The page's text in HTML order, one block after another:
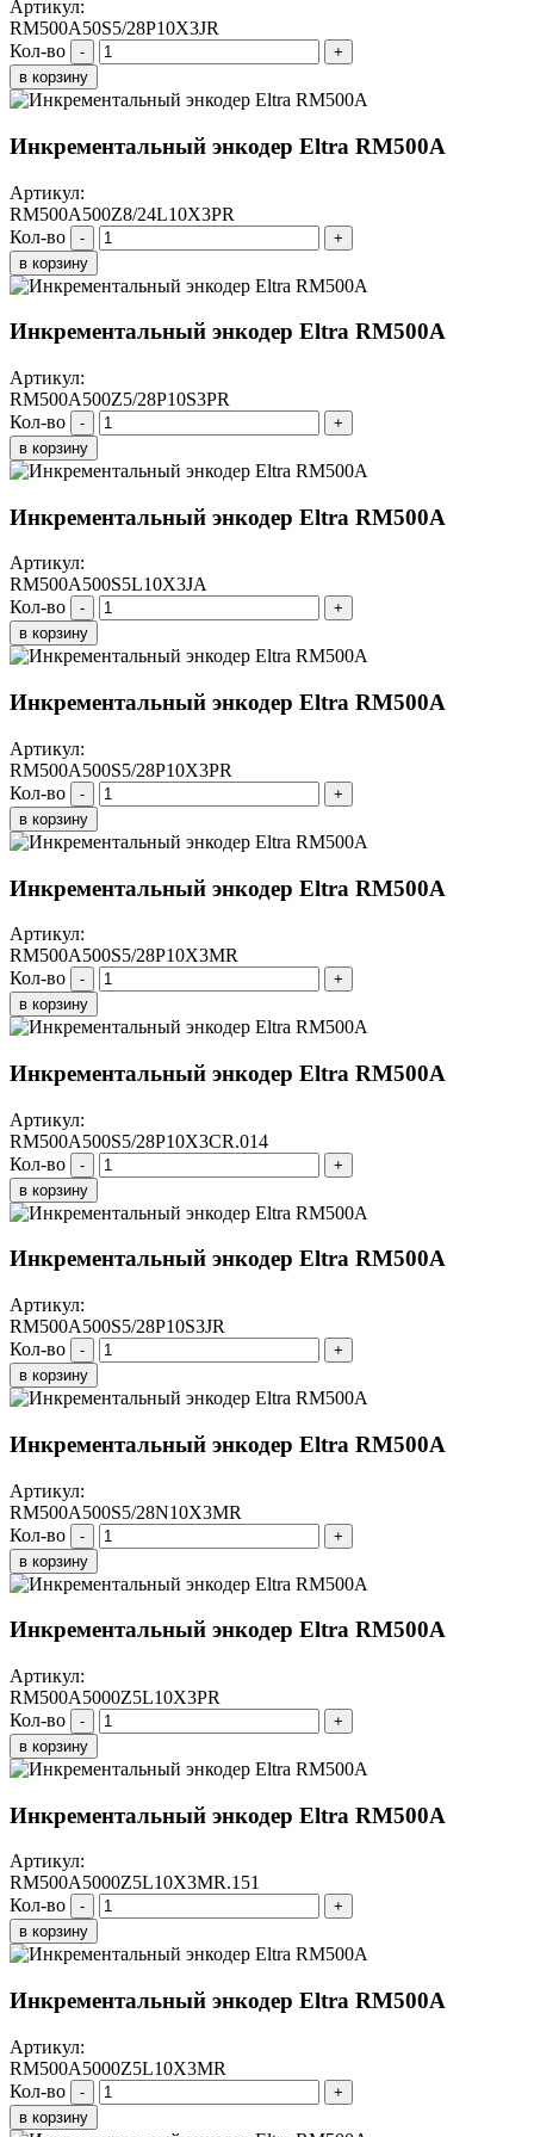
Артикул:
RM500A50S5/28P10X3JR
Кол-во
-
+
в корзину
Инкрементальный энкодер Eltra RM500A
Артикул:
RM500A500Z8/24L10X3PR
Кол-во
-
+
в корзину
Инкрементальный энкодер Eltra RM500A
Артикул:
RM500A500Z5/28P10S3PR
Кол-во
-
+
в корзину
Инкрементальный энкодер Eltra RM500A
Артикул:
RM500A500S5L10X3JA
Кол-во
-
+
в корзину
Инкрементальный энкодер Eltra RM500A
Артикул:
RM500A500S5/28P10X3PR
Кол-во
-
+
в корзину
Инкрементальный энкодер Eltra RM500A
Артикул:
RM500A500S5/28P10X3MR
Кол-во
-
+
в корзину
Инкрементальный энкодер Eltra RM500A
Артикул:
RM500A500S5/28P10X3CR.014
Кол-во
-
+
в корзину
Инкрементальный энкодер Eltra RM500A
Артикул:
RM500A500S5/28P10S3JR
Кол-во
-
+
в корзину
Инкрементальный энкодер Eltra RM500A
Артикул:
RM500A500S5/28N10X3MR
Кол-во
-
+
в корзину
Инкрементальный энкодер Eltra RM500A
Артикул:
RM500A5000Z5L10X3PR
Кол-во
-
+
в корзину
Инкрементальный энкодер Eltra RM500A
Артикул:
RM500A5000Z5L10X3MR.151
Кол-во
-
+
в корзину
Инкрементальный энкодер Eltra RM500A
Артикул:
RM500A5000Z5L10X3MR
Кол-во
-
+
в корзину